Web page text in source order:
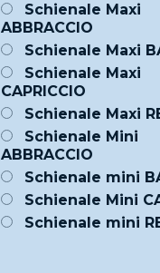
Schienale Maxi
ABBRACCIO
Schienale Maxi
Schienale Maxi
CAPRICCIO
Schienale Maxi
Schienale Mini
ABBRACCIO
Schienale mini
Schienale Mini
Schienale mini